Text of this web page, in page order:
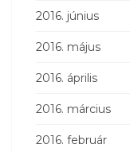
2016. június
2016. május
2016. április
2016. március
2016. február